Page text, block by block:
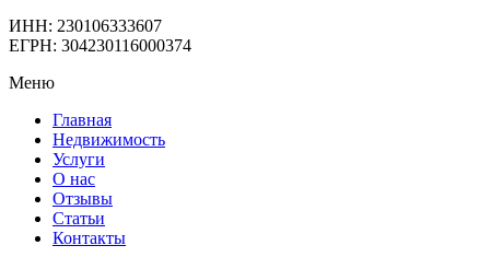
ИНН: 230106333607
ЕГРН: 304230116000374
Меню
Главная
Недвижимость
Услуги
О нас
Отзывы
Статьи
Контакты